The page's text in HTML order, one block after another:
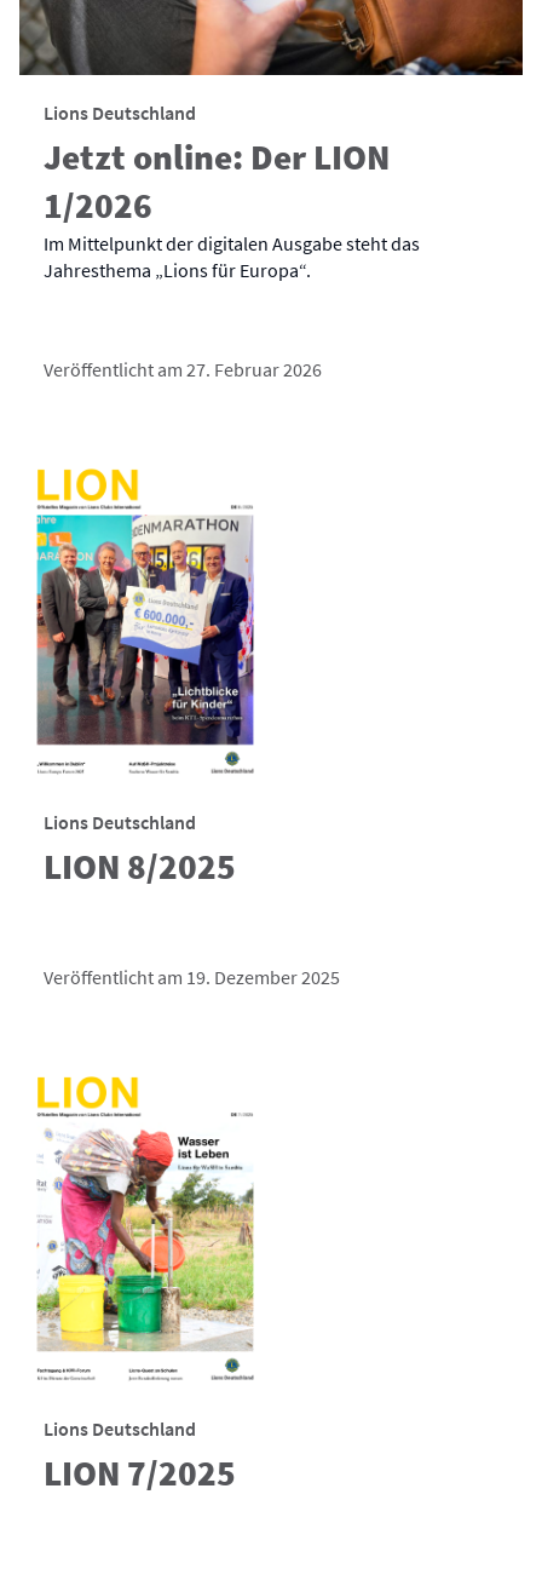
Lions Deutschland
Jetzt online: Der LION
1/2026
Im Mittelpunkt der digitalen Ausgabe steht das
Jahresthema „Lions für Europa“.
Veröffentlicht am 27. Februar 2026
Lions Deutschland
LION 8/2025
Veröffentlicht am 19. Dezember 2025
Lions Deutschland
LION 7/2025